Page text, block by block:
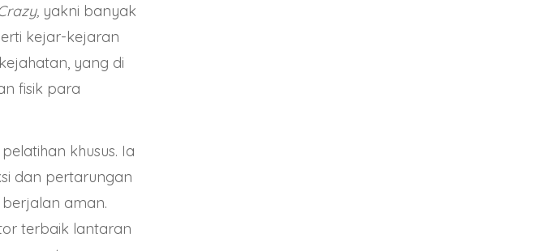
yakni banyak
kejar-kejaran
yang di
fisik para
khusus. Ia
dan pertarungan
aman.
terbaik lantaran